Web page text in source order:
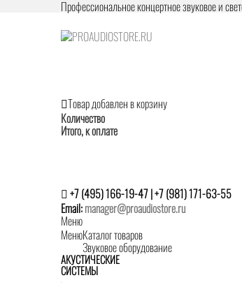
Профессиональное концертное звуковое и
Товар добавлен в корзину
Количество
Итого, к оплате
+7 (495) 166-19-47 | +7 (981) 171-63-55
Email:manager@proaudiostore.ru
Меню
МенюКаталог товаров
Звуковое оборудование
АКУСТИЧЕСКИЕ
СИСТЕМЫ